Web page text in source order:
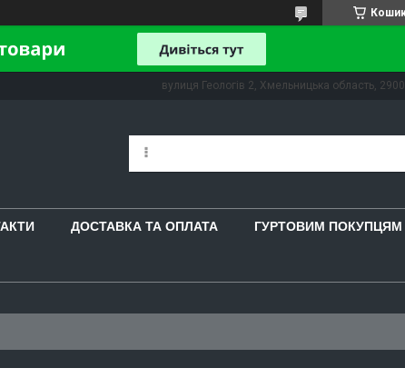
вулиця Геологів 2, Хмельницька область,
ДОСТАВКА ТА ОПЛАТА ГУРТОВИМ ПОКУПЦЯМ